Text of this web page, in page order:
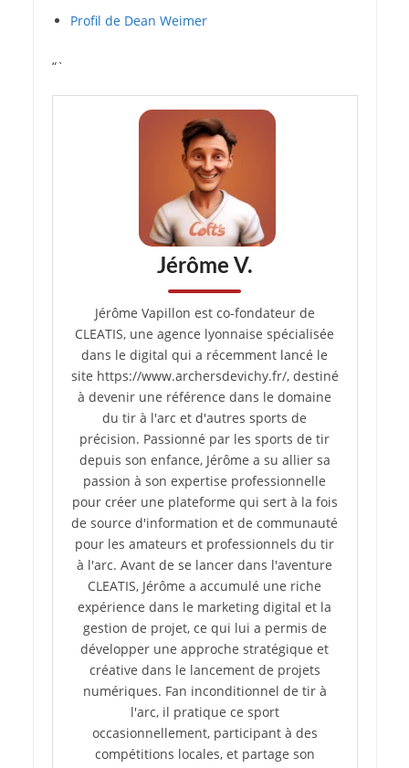
Profil de Dean Weimer
“`
Jérôme V.
Jérôme Vapillon est co-fondateur de
CLEATIS, une agence lyonnaise spécialisée
dans le digital qui a récemment lancé le
site https://www.archersdevichy.fr/, destiné
à devenir une référence dans le domaine
du tir à l'arc et d'autres sports de
précision. Passionné par les sports de tir
depuis son enfance, Jérôme a su allier sa
passion à son expertise professionnelle
pour créer une plateforme qui sert à la fois
de source d'information et de communauté
pour les amateurs et professionnels du tir
à l'arc. Avant de se lancer dans l'aventure
CLEATIS, Jérôme a accumulé une riche
expérience dans le marketing digital et la
gestion de projet, ce qui lui a permis de
développer une approche stratégique et
créative dans le lancement de projets
numériques. Fan inconditionnel de tir à
l'arc, il pratique ce sport
occasionnellement, participant à des
compétitions locales, et partage son